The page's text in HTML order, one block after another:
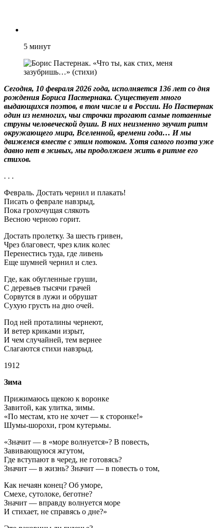
5 минут
Сегодня, 10 февраля 2026 года, исполняется 136 лет со дня
рождения Бориса Пастернака. Существует много
выдающихся поэтов, в том числе и в России. Но Пастернак
один из немногих, чьи строчки трогают самые потаенные
струны человеческой души. В них неизменно звучит ритм
окружающего мира, Вселенной, времени года… И мы
движемся вместе с этим потоком. Хотя самого поэта уже
давно нет в живых, мы продолжаем жить в ритме его
стихов.
. . .
Февраль. Достать чернил и плакать!
Писать о феврале навзрыд,
Пока грохочущая слякоть
Весною черною горит.
Достать пролетку. За шесть гривен,
Чрез благовест, чрез клик колес
Перенестись туда, где ливень
Еще шумней чернил и слез.
Где, как обугленные груши,
С деревьев тысячи грачей
Сорвутся в лужи и обрушат
Сухую грусть на дно очей.
Под ней проталины чернеют,
И ветер криками изрыт,
И чем случайней, тем вернее
Слагаются стихи навзрыд.
1912
Зима
Прижимаюсь щекою к воронке
Завитой, как улитка, зимы.
«По местам, кто не хочет — к сторонке!»
Шумы-шорохи, гром кутерьмы.
«Значит — в «море волнуется»? B повесть,
Завивающуюся жгутом,
Где вступают в черед, не готовясь?
Значит — в жизнь? Значит — в повесть о том,
Как нечаян конец? Об уморе,
Смехе, сутолоке, беготне?
Значит — вправду волнуется море
И стихает, не справясь о дне?»